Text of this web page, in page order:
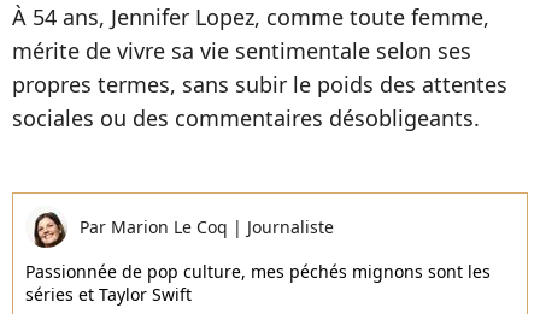
À 54 ans, Jennifer Lopez, comme toute femme,
mérite de vivre sa vie sentimentale selon ses
propres termes, sans subir le poids des attentes
sociales ou des commentaires désobligeants.
Par Marion Le Coq | Journaliste
Passionnée de pop culture, mes péchés mignons sont les
séries et Taylor Swift